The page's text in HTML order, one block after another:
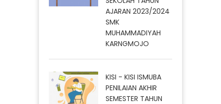
AJARAN 2023/2024
SMK
MUHAMMADIYAH
KARNGMOJO
KISI - KISI ISMUBA
PENILAIAN AKHIR
SEMESTER TAHUN